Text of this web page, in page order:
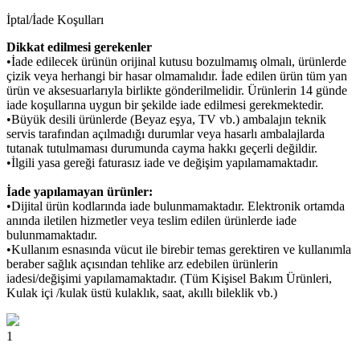
İptal/İade Koşulları
Dikkat edilmesi gerekenler
•İade edilecek ürünün orijinal kutusu bozulmamış olmalı, ürünlerde
çizik veya herhangi bir hasar olmamalıdır. İade edilen ürün tüm yan
ürün ve aksesuarlarıyla birlikte gönderilmelidir. Ürünlerin 14 günde
iade koşullarına uygun bir şekilde iade edilmesi gerekmektedir.
•Büyük desili ürünlerde (Beyaz eşya, TV vb.) ambalajın teknik
servis tarafından açılmadığı durumlar veya hasarlı ambalajlarda
tutanak tutulmaması durumunda cayma hakkı geçerli değildir.
•İlgili yasa gereği faturasız iade ve değişim yapılamamaktadır.
İade yapılamayan ürünler:
•Dijital ürün kodlarında iade bulunmamaktadır. Elektronik ortamda
anında iletilen hizmetler veya teslim edilen ürünlerde iade
bulunmamaktadır.
•Kullanım esnasında vücut ile birebir temas gerektiren ve kullanımla
beraber sağlık açısından tehlike arz edebilen ürünlerin
iadesi/değişimi yapılamamaktadır. (Tüm Kişisel Bakım Ürünleri,
Kulak içi /kulak üstü kulaklık, saat, akıllı bileklik vb.)
1